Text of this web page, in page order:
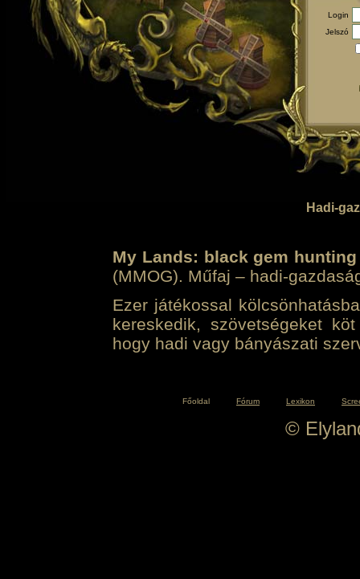
Login
Jelszó
Hadi-
My Lands: black gem hunting
(MMOG). Műfaj – hadi-
Ezer játékossal
kereskedik, szövetségeket
hogy hadi vagy bányászati
Főoldal Fórum Lexikon
©